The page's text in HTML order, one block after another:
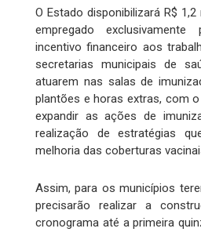
O Estado disponibilizará R$
empregado
incentivo financeiro aos
secretarias municipais de
atuarem nas salas de
plantões e horas extras, com
expandir as ações de
realização de estratégias
melhoria das coberturas
Assim, para os municípios
precisarão realizar a
cronograma até a primeira